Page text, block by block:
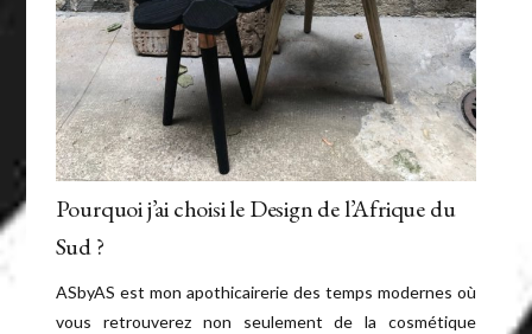
Pourquoi j’ai choisi le Design de l’Afrique du
Sud ?
ASbyAS est mon apothicairerie des temps modernes où
vous retrouverez non seulement de la cosmétique